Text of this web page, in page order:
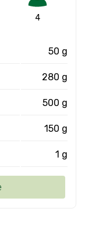
4
50 g
280 g
500 g
150 g
1 g